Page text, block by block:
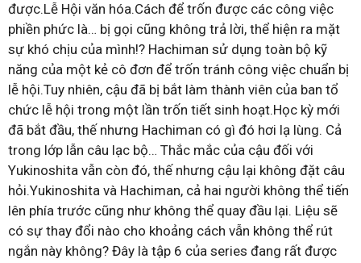
được.Lễ Hội văn hóa.Cách để trốn được các công việc
phiền phức là… bị gọi cũng không trả lời, thể hiện ra mặt
sự khó chịu của mình!? Hachiman sử dụng toàn bộ kỹ
năng của một kẻ cô đơn để trốn tránh công việc chuẩn bị
lễ hội.Tuy nhiên, cậu đã bị bắt làm thành viên của ban tổ
chức lễ hội trong một lần trốn tiết sinh hoạt.Học kỳ mới
đã bắt đầu, thế nhưng Hachiman có gì đó hơi lạ lùng. Cả
trong lớp lẫn câu lạc bộ… Thắc mắc của cậu đối với
Yukinoshita vẫn còn đó, thế nhưng cậu lại không đặt câu
hỏi.Yukinoshita và Hachiman, cả hai người không thể tiến
lên phía trước cũng như không thể quay đầu lại. Liệu sẽ
có sự thay đổi nào cho khoảng cách vẫn không thể rút
ngắn này không? Đây là tập 6 của series đang rất được